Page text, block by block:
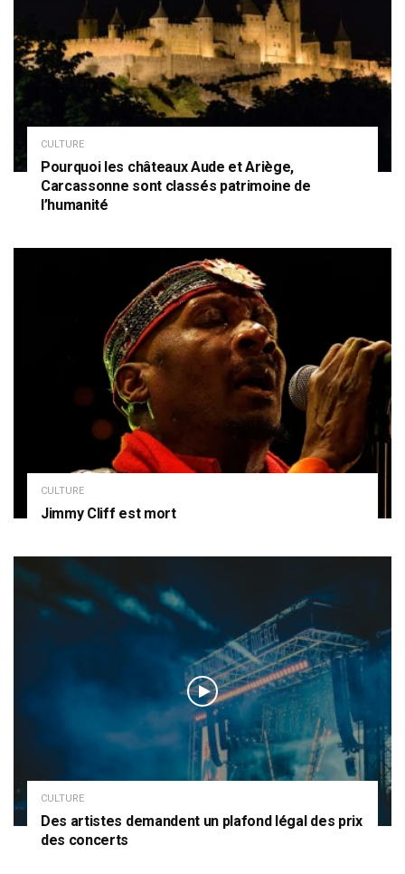
CULTURE
Pourquoi les châteaux Aude et Ariège,
Carcassonne sont classés patrimoine de
l’humanité
CULTURE
Jimmy Cliff est mort
CULTURE
Des artistes demandent un plafond légal des prix
des concerts